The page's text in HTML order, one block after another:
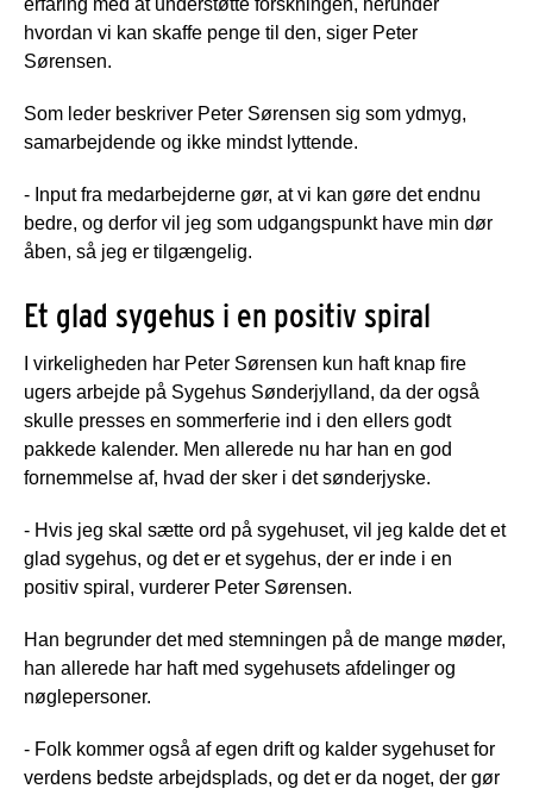
hvordan vi kan skaffe penge til den, siger Peter
Sørensen.
Som leder beskriver Peter Sørensen sig som ydmyg,
samarbejdende og ikke mindst lyttende.
- Input fra medarbejderne gør, at vi kan gøre det endnu
bedre, og derfor vil jeg som udgangspunkt have min dør
åben, så jeg er tilgængelig.
Et glad sygehus i en positiv spiral
I virkeligheden har Peter Sørensen kun haft knap fire
ugers arbejde på Sygehus Sønderjylland, da der også
skulle presses en sommerferie ind i den ellers godt
pakkede kalender. Men allerede nu har han en god
fornemmelse af, hvad der sker i det sønderjyske.
- Hvis jeg skal sætte ord på sygehuset, vil jeg kalde det et
glad sygehus, og det er et sygehus, der er inde i en
positiv spiral, vurderer Peter Sørensen.
Han begrunder det med stemningen på de mange møder,
han allerede har haft med sygehusets afdelinger og
nøglepersoner.
- Folk kommer også af egen drift og kalder sygehuset for
verdens bedste arbejdsplads, og det er da noget, der gør